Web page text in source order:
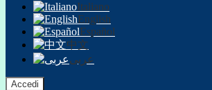
Italiano
English
Español
中文
عربى
Accedi